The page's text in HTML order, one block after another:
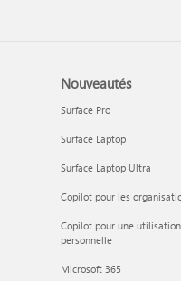
Nouveautés
Surface Pro
Surface Laptop
Surface Laptop Ultra
Copilot pour les
Copilot pour une utilisation
personnelle
Microsoft 365